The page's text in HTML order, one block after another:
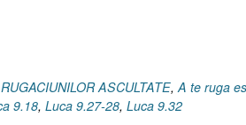
ASCULTATE,A te ruga
9.18, Luca 9.27-28, Luca 9.32